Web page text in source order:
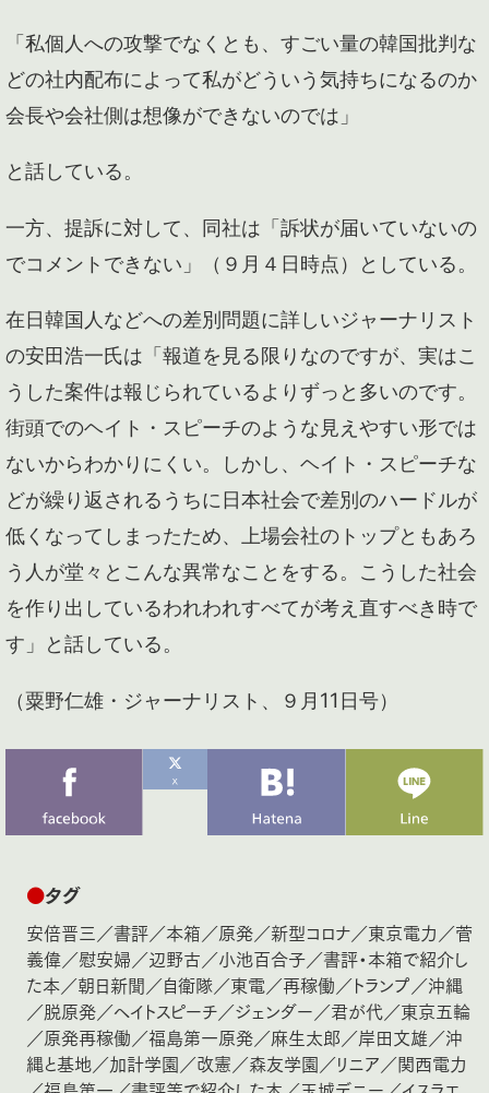
「私個人への攻撃でなくとも、すごい量の韓国批判な
どの社内配布によって私がどういう気持ちになるのか
会長や会社側は想像ができないのでは」
と話している。
一方、提訴に対して、同社は「訴状が届いていないの
でコメントできない」（９月４日時点）としている。
在日韓国人などへの差別問題に詳しいジャーナリスト
の安田浩一氏は「報道を見る限りなのですが、実はこ
うした案件は報じられているよりずっと多いのです。
街頭でのヘイト・スピーチのような見えやすい形では
ないからわかりにくい。しかし、ヘイト・スピーチな
どが繰り返されるうちに日本社会で差別のハードルが
低くなってしまったため、上場会社のトップともあろ
う人が堂々とこんな異常なことをする。こうした社会
を作り出しているわれわれすべてが考え直すべき時で
す」と話している。
（粟野仁雄・ジャーナリスト、９月11日号）
●タグ
安倍晋三／書評／本箱／原発／新型コロナ／東京電力／菅
義偉／慰安婦／辺野古／小池百合子／書評・本箱で紹介し
た本／朝日新聞／自衛隊／東電／再稼働／トランプ／沖縄
／脱原発／ヘイトスピーチ／ジェンダー／君が代／東京五輪
／原発再稼働／福島第一原発／麻生太郎／岸田文雄／沖
縄と基地／加計学園／改憲／森友学園／リニア／関西電力